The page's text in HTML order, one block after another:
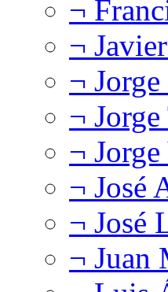
¬
¬
¬
¬
¬
¬ José
¬ José
¬ Juan